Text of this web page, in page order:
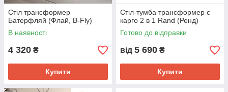
Стіл трансформер
Батерфляй (Флай, B-Fly)
В наявності
4 320 ₴
Купити
Стіл-тумба трансформер с
карго 2 в 1 Rand (Ренд)
Готово до відправки
від 5 690 ₴
Купити